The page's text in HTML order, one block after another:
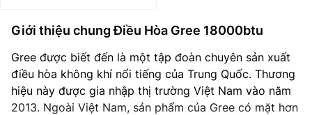
Giới thiệu chung Điều Hòa Gree 18000btu
Gree được biết đến là một tập đoàn chuyên sản xuất
điều hòa không khí nổi tiếng của Trung Quốc. Thương
hiệu này được gia nhập thị trường Việt Nam vào năm
2013. Ngoài Việt Nam, sản phẩm của Gree có mặt hơn